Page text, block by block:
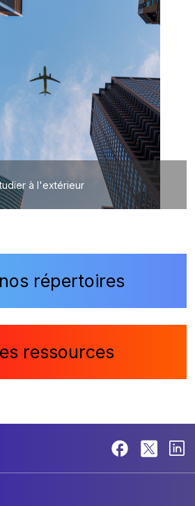
à l'extérieur
répertoires
ressources